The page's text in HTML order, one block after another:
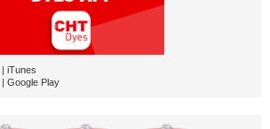
| iTunes
| Google Play